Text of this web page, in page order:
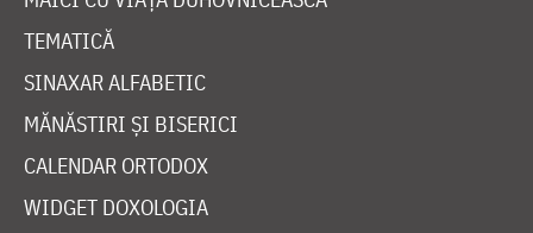
TEMATICĂ
SINAXAR ALFABETIC
MĂNĂSTIRI ȘI BISERICI
CALENDAR ORTODOX
WIDGET DOXOLOGIA